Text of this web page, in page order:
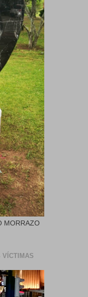
MORRAZO
VÍCTIMAS